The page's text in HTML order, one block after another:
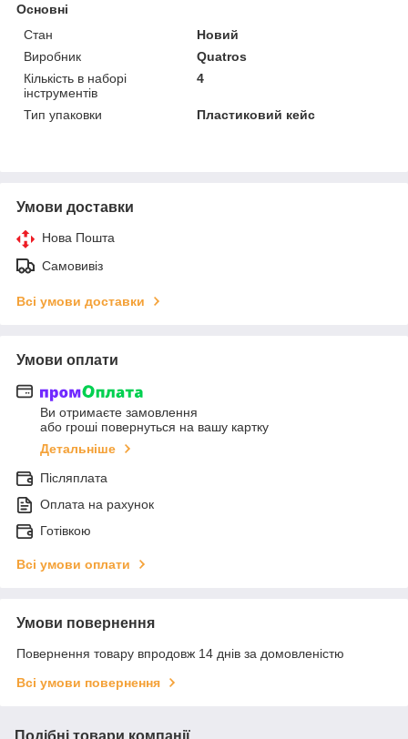
Основні
Стан
Новий
Виробник
Quatros
Кількість в наборі
інструментів
4
Тип упаковки Пластиковий кейс
Умови доставки
Нова Пошта
Самовивіз
Всі умови доставки
Умови оплати
Ви отримаєте замовлення
або гроші повернуться на вашу картку
Детальніше
Післяплата
Оплата на рахунок
Готівкою
Всі умови оплати
Умови повернення
Повернення товару впродовж 14 днів за домовленістю
Всі умови повернення